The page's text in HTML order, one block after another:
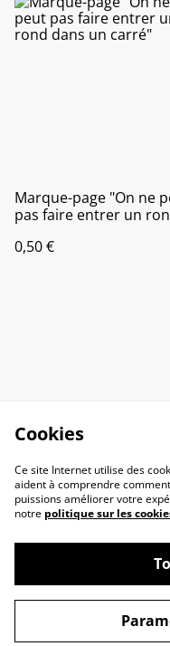
Marque-page "On ne
pas faire entrer un
0,50 €
Politique de
Cookies
Ce site Internet utilise des
aident à comprendre
puissions améliorer votre
notre politique sur les